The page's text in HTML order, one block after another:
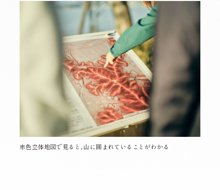
赤色立体地図で見ると、山に囲まれていることがわかる